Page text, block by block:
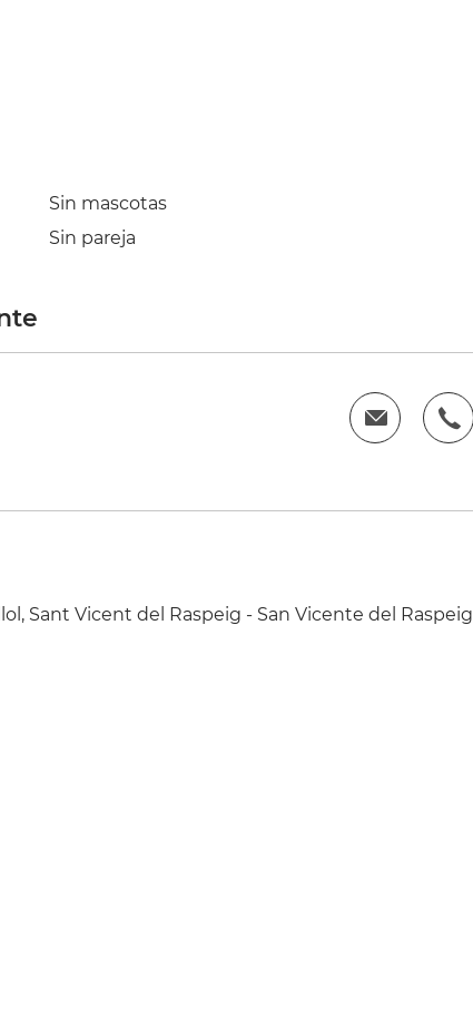
Sin mascotas
Sin pareja
Sant Vicent del Raspeig - San Vicente del Raspeig